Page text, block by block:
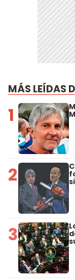
MÁS LEÍDAS
1
2
3